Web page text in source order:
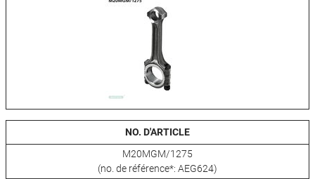
NO. D'ARTICLE
M20MGM/1275
(no. de référence*: AEG624)